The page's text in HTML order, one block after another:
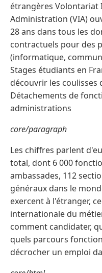
étrangères Volontariat
Administration (VIA)
28 ans dans tous les
contractuels pour des
(informatique,
Stages étudiants en
découvrir les coulisses
Détachements de
administrations
core/paragraph
Les chiffres parlent
total, dont 6 000
ambassades, 112
généraux dans le
exercent à l'étranger,
internationale du
comment candidater,
quels parcours
décrocher un emploi